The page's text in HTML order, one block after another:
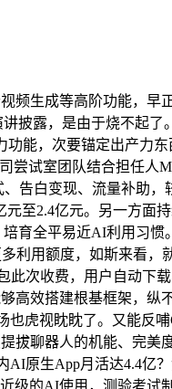
生成等高阶功能，早
披露，是由于烧不起
功能，次要锚定出产力
试室团队结合担任人
告白变现、流量补助，
至2.4亿元。另一方面
育全平易近AI利用习
利用额度，如斯来看
此次收费，用户自动下
高效搭建根基框架，纵
虎视眈眈了。又能反
拔聊器人的机能、完美
原生App月活达4.4亿
级的AI使用，测验考试